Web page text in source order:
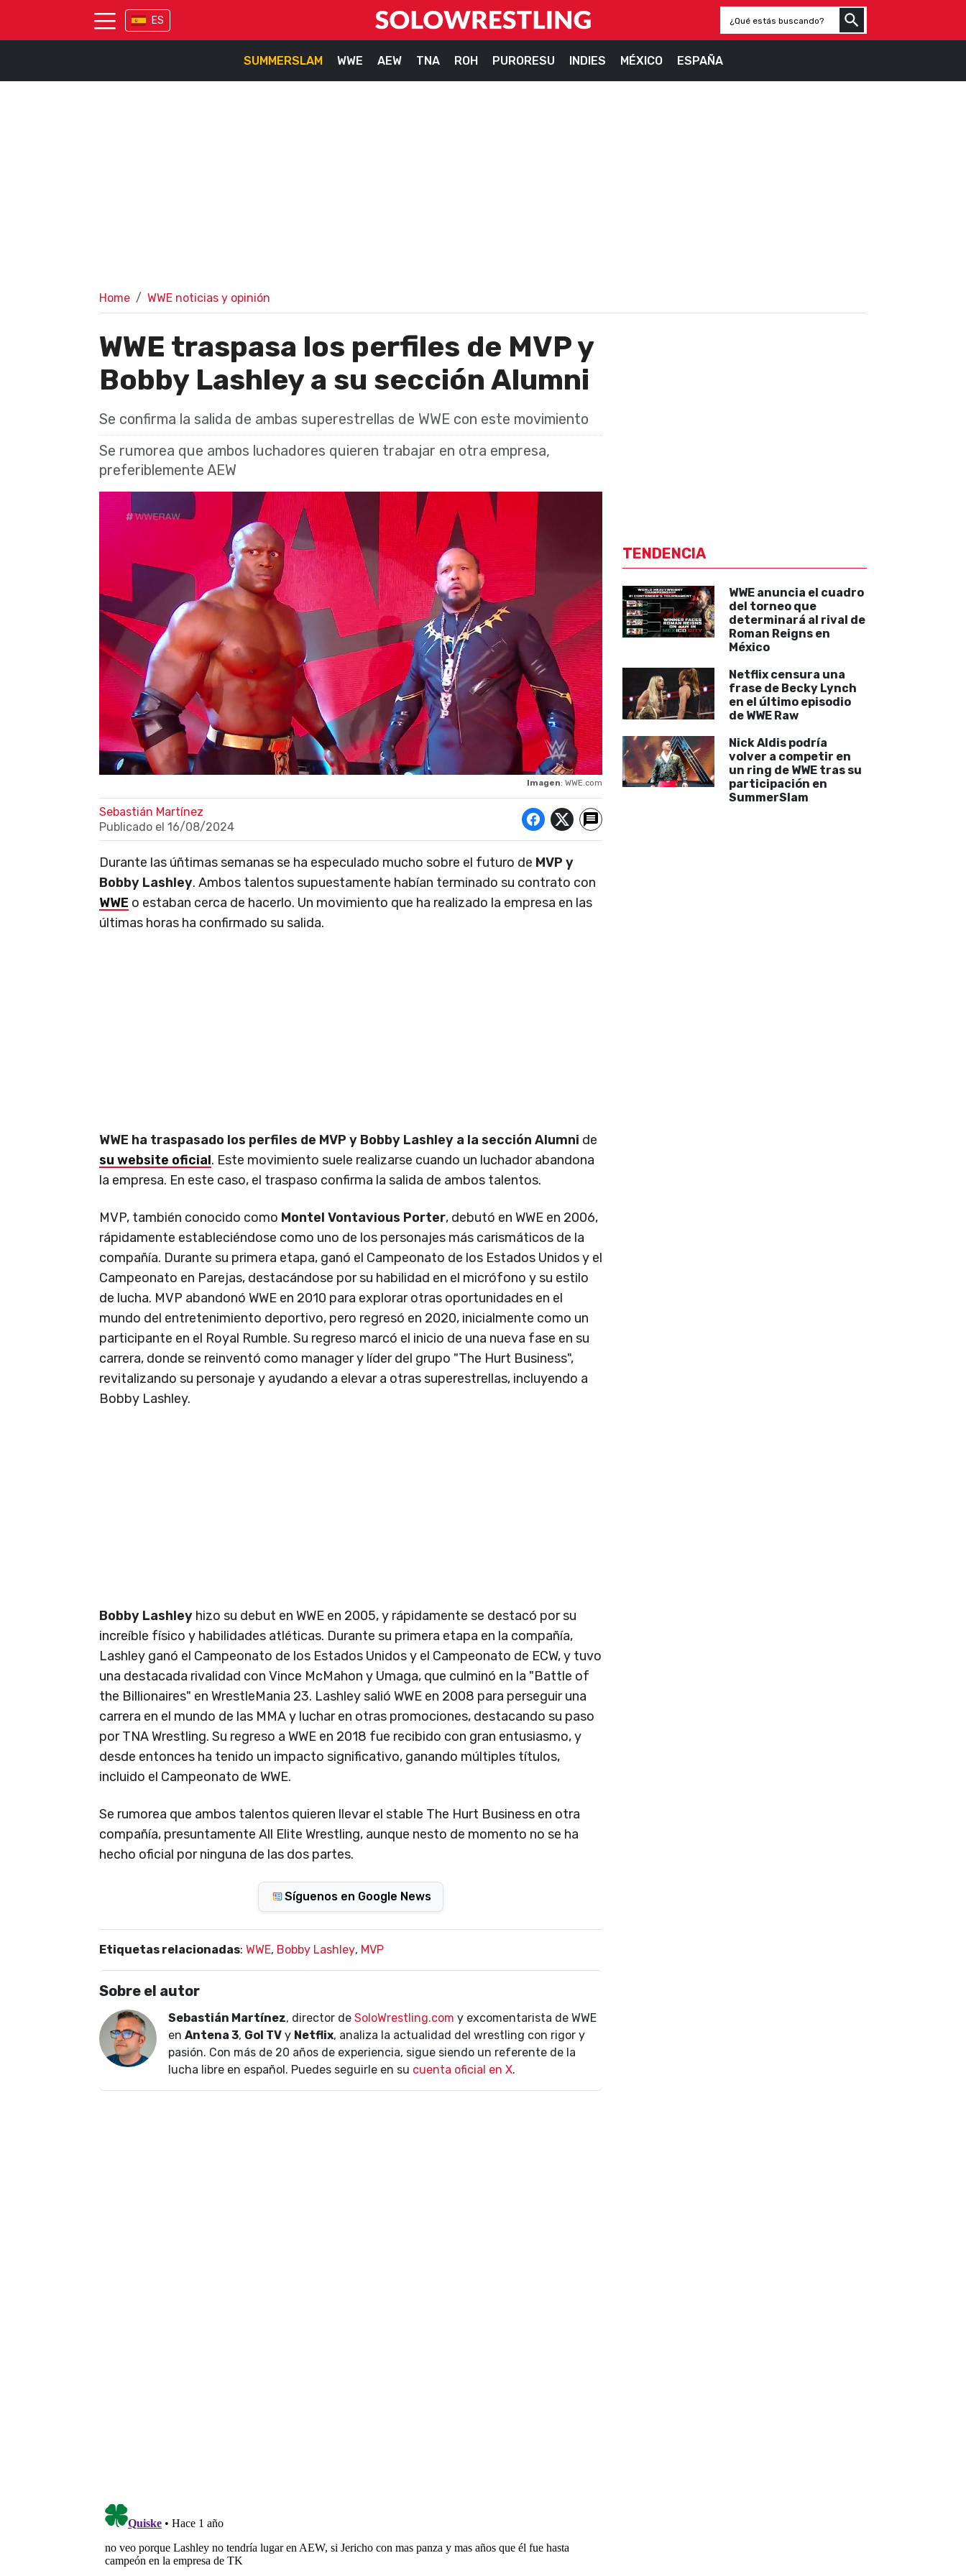
ES
SUMMERSLAM WWE AEW TNA ROH PURORESU INDIES MÉXICO ESPAÑA
Home WWE noticias y opinión
WWE traspasa los perfiles de MVP y
Bobby Lashley a su sección Alumni
Se confirma la salida de ambas superestrellas de WWE con este movimiento
Se rumorea que ambos luchadores quieren trabajar en otra empresa,
preferiblemente AEW
Imagen: WWE.com
Sebastián Martínez
Publicado el 16/08/2024
Durante las úñtimas semanas se ha especulado mucho sobre el futuro de MVP y
Bobby Lashley. Ambos talentos supuestamente habían terminado su contrato con
WWE o estaban cerca de hacerlo. Un movimiento que ha realizado la empresa en las
últimas horas ha confirmado su salida.
WWE ha traspasado los perfiles de MVP y Bobby Lashley a la sección Alumni de
su website oficial. Este movimiento suele realizarse cuando un luchador abandona
la empresa. En este caso, el traspaso confirma la salida de ambos talentos.
MVP, también conocido como Montel Vontavious Porter, debutó en WWE en 2006,
rápidamente estableciéndose como uno de los personajes más carismáticos de la
compañía. Durante su primera etapa, ganó el Campeonato de los Estados Unidos y el
Campeonato en Parejas, destacándose por su habilidad en el micrófono y su estilo
de lucha. MVP abandonó WWE en 2010 para explorar otras oportunidades en el
mundo del entretenimiento deportivo, pero regresó en 2020, inicialmente como un
participante en el Royal Rumble. Su regreso marcó el inicio de una nueva fase en su
carrera, donde se reinventó como manager y líder del grupo "The Hurt Business",
revitalizando su personaje y ayudando a elevar a otras superestrellas, incluyendo a
Bobby Lashley.
Bobby Lashley hizo su debut en WWE en 2005, y rápidamente se destacó por su
increíble físico y habilidades atléticas. Durante su primera etapa en la compañía,
Lashley ganó el Campeonato de los Estados Unidos y el Campeonato de ECW, y tuvo
una destacada rivalidad con Vince McMahon y Umaga, que culminó en la "Battle of
the Billionaires" en WrestleMania 23. Lashley salió WWE en 2008 para perseguir una
carrera en el mundo de las MMA y luchar en otras promociones, destacando su paso
por TNA Wrestling. Su regreso a WWE en 2018 fue recibido con gran entusiasmo, y
desde entonces ha tenido un impacto significativo, ganando múltiples títulos,
incluido el Campeonato de WWE.
Se rumorea que ambos talentos quieren llevar el stable The Hurt Business en otra
compañía, presuntamente All Elite Wrestling, aunque nesto de momento no se ha
hecho oficial por ninguna de las dos partes.
Síguenos en Google News
Etiquetas relacionadas: WWE, Bobby Lashley, MVP
Sobre el autor
Sebastián Martínez, director de SoloWrestling.com y excomentarista de WWE
en Antena 3, Gol TV y Netflix, analiza la actualidad del wrestling con rigor y
pasión. Con más de 20 años de experiencia, sigue siendo un referente de la
lucha libre en español. Puedes seguirle en su cuenta oficial en X.
TENDENCIA
WWE anuncia el cuadro
del torneo que
determinará al rival de
Roman Reigns en
México
Netflix censura una
frase de Becky Lynch
en el último episodio
de WWE Raw
Nick Aldis podría
volver a competir en
un ring de WWE tras su
participación en
SummerSlam